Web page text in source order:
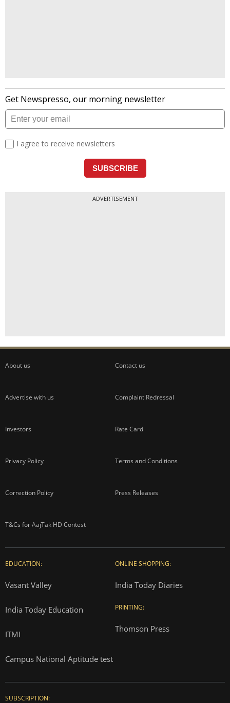
ADVERTISEMENT
About us Contact us
Advertise with us Complaint Redressal
Investors Rate Card
Privacy Policy Terms and Conditions
Correction Policy Press Releases
T&Cs for AajTak HD Contest
EDUCATION:
Vasant Valley
India Today Education
ITMI
Campus National Aptitude test
ONLINE SHOPPING:
India Today Diaries
PRINTING:
Thomson Press
SUBSCRIPTION: